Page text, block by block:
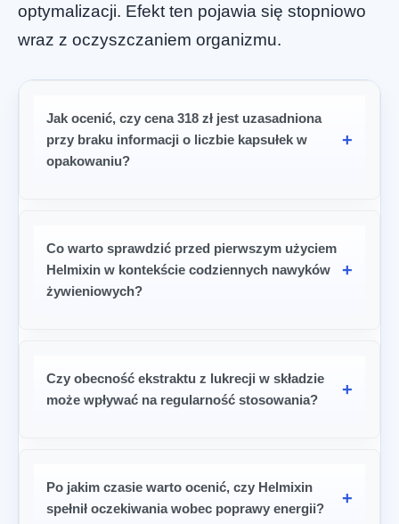
optymalizacji. Efekt ten pojawia się stopniowo
wraz z oczyszczaniem organizmu.
Jak ocenić, czy cena 318 zł jest uzasadniona
przy braku informacji o liczbie kapsułek w
opakowaniu?
Co warto sprawdzić przed pierwszym użyciem
Helmixin w kontekście codziennych nawyków
żywieniowych?
Czy obecność ekstraktu z lukrecji w składzie
może wpływać na regularność stosowania?
Po jakim czasie warto ocenić, czy Helmixin
spełnił oczekiwania wobec poprawy energii?